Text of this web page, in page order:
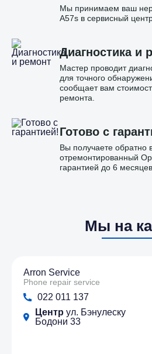
Мы принимаем ваш
A57s в сервисный
Диагностика и
Мастер проводит
для точного
сообщает вам
ремонта.
Готово с
Вы получаете обратно
отремонтированный
гарантией до 6
Мы на
Arron Service
Phone repair service
022 011 137
Центр ул. Бэнулеску
Бодони 33